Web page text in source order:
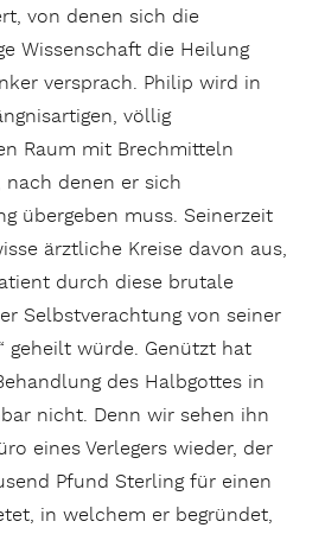
von denen sich die
Wissenschaft die Heilung
versprach. Philip wird in
völlig
Raum mit Brechmitteln
nach denen er sich
übergeben muss. Seinerzeit
ärztliche Kreise davon aus,
durch diese brutale
Selbstverachtung von seiner
geheilt würde. Genützt hat
des Halbgottes in
nicht. Denn wir sehen ihn
eines Verlegers wieder, der
Pfund Sterling für einen
in welchem er begründet,